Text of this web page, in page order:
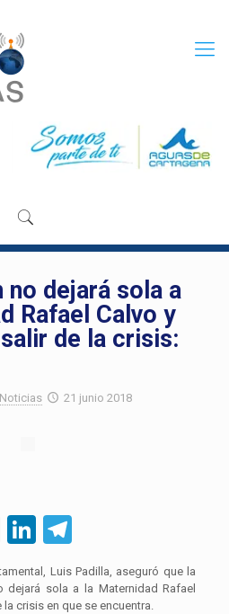
no dejará sola a
Rafael Calvo y
de la crisis:
21 junio 2018
X LinkedIn
Luis Padilla, aseguró que la
dejará sola a la Maternidad Rafael
la crisis en que se encuentra.